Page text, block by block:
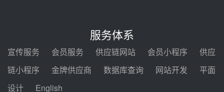
电机组灵活性改造项目三元液态盐
采购合同
迪尔化工预中标华能西安热工院
2026-2029年熔盐介质框架协议
服务体系
宣传服务 会员服务 供应链网站 会员小程序
供应
链小程序
金牌供应商 数据库查询 网站开发
平面
设计
English